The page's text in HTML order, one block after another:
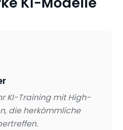
KI-Training mit High-
die herkömmliche